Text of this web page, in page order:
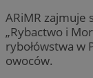
ARiMR zajmuje
„Rybactwo i
rybołówstwa w
owoców.